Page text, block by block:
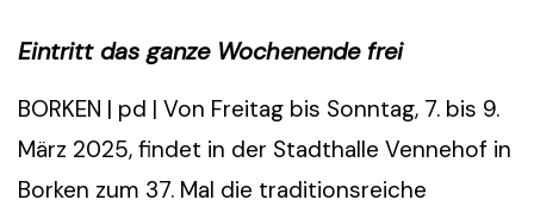
Eintritt das ganze Wochenende frei
BORKEN | pd | Von Freitag bis Sonntag, 7. bis 9.
März 2025, findet in der Stadthalle Vennehof in
Borken zum 37. Mal die traditionsreiche